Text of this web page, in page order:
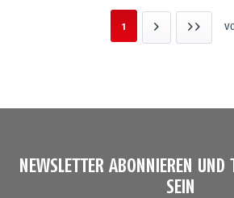
1
NEWSLETTER ABONNIEREN
SEIN